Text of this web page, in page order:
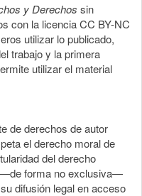
y Derechos sin
con la licencia CC BY-NC
utilizar lo publicado,
trabajo y la primera
utilizar el material
de derechos de autor
el derecho moral de
del derecho
—de forma no exclusiva—
difusión legal en acceso